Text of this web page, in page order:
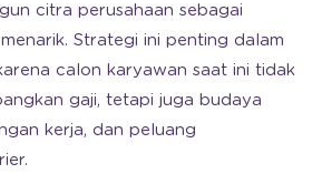
citra perusahaan sebagai
Strategi ini penting dalam
calon karyawan saat ini tidak
gaji, tetapi juga budaya
kerja, dan peluang